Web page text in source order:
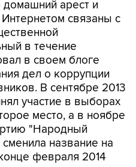
в течение
в своем блоге
дел о коррупции
В сентябре 2013
участие в выборах
место, а в ноябре
"Народный
название на
февраля 2014
получило